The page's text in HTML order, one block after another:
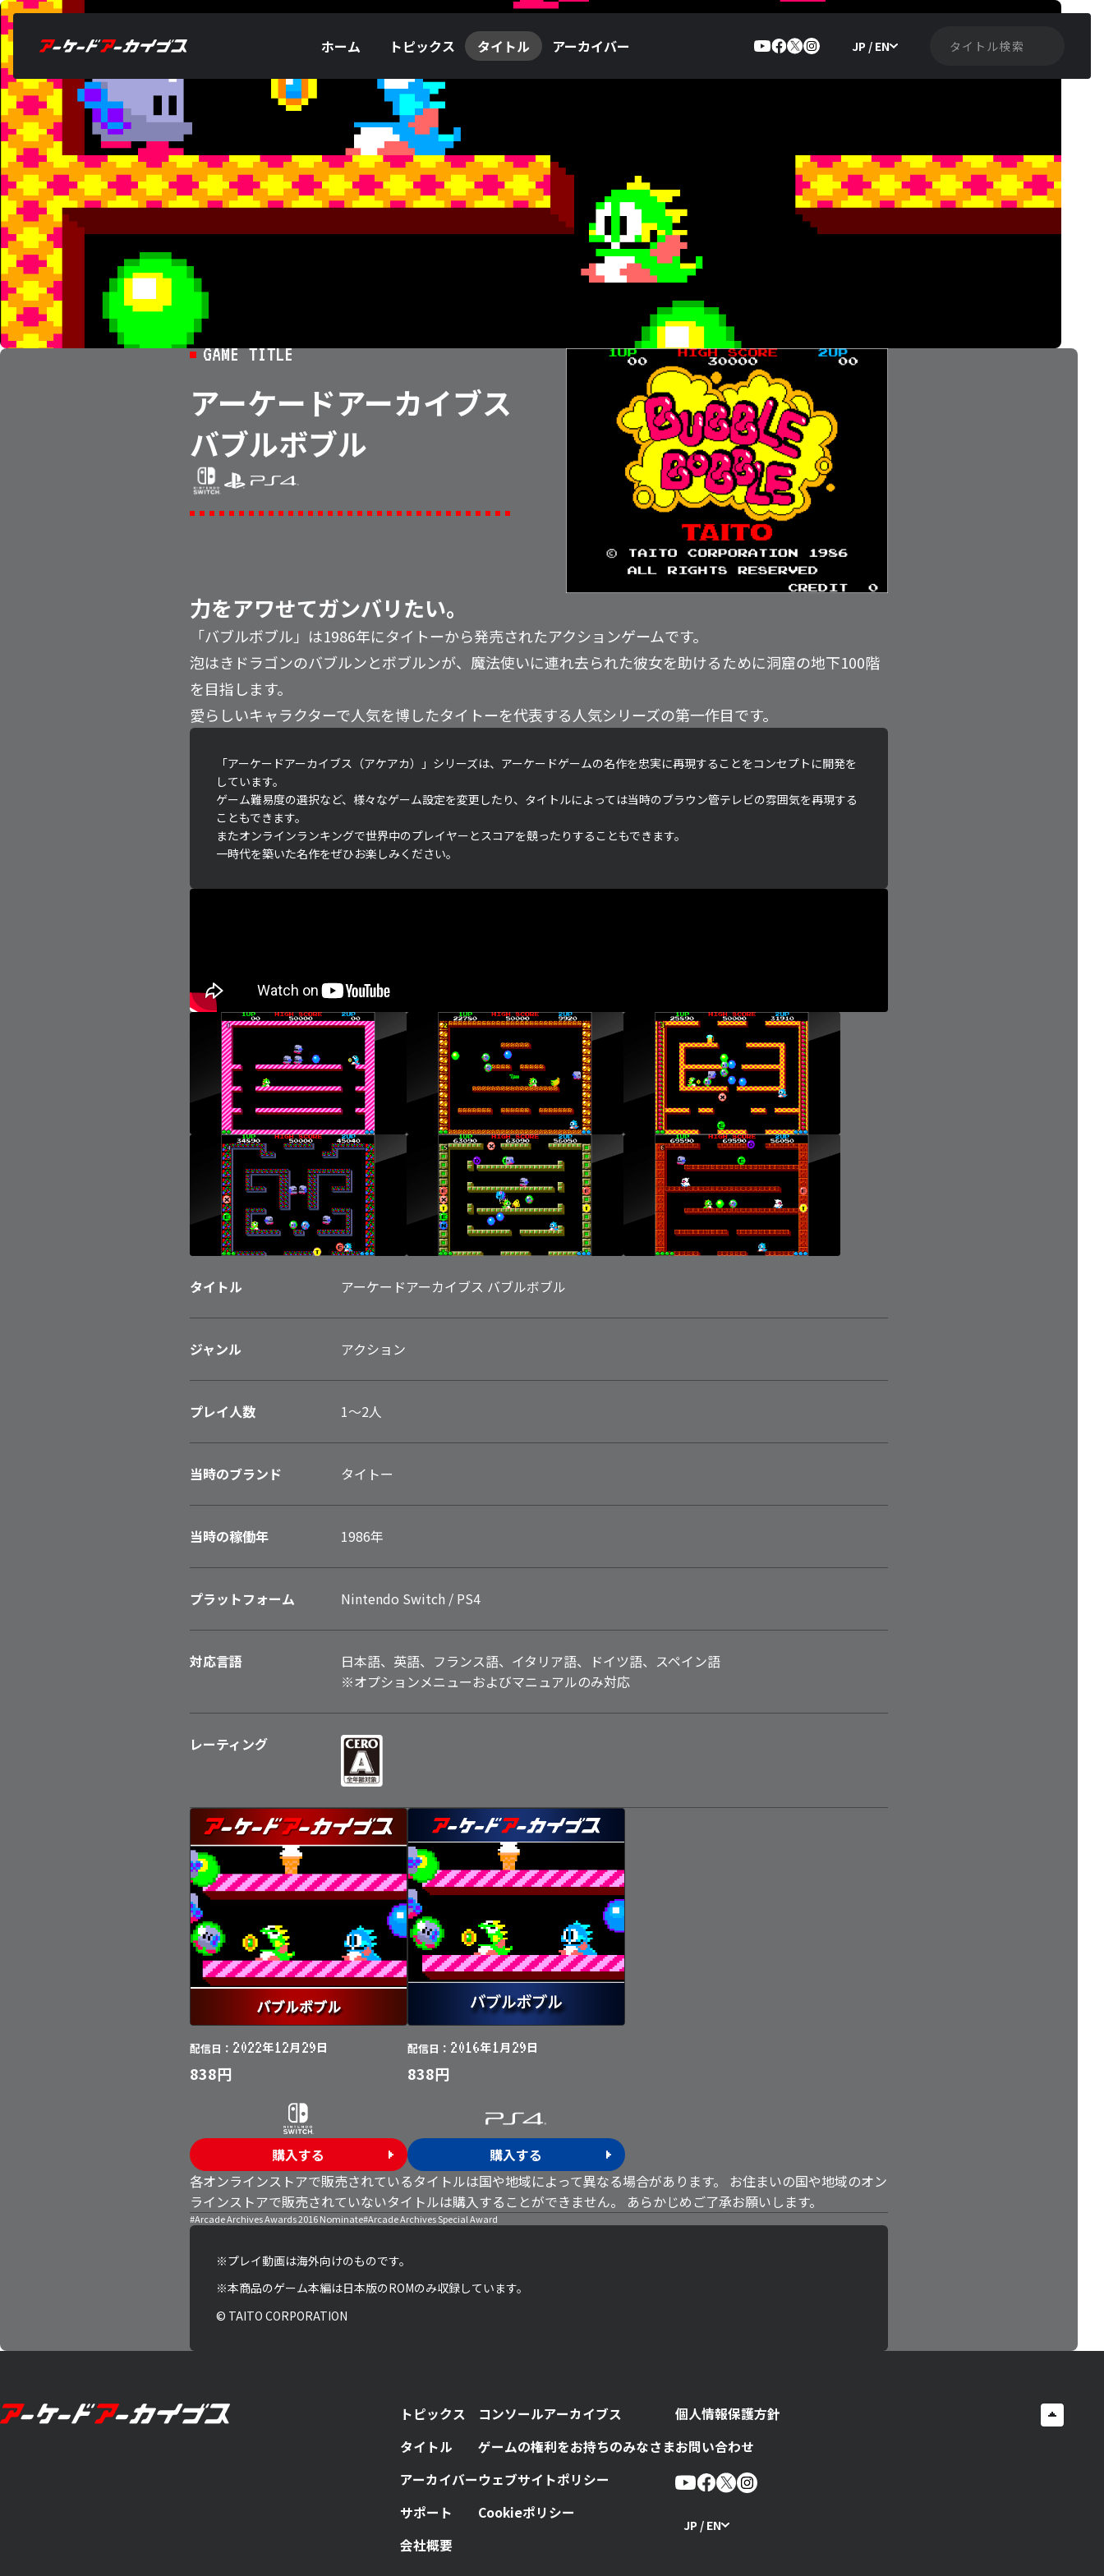
ホーム トピックス タイトル アーカイバー JP / EN
GAME TITLE
アーケードアーカイブス
バブルボブル
力をアワせてガンバリたい。
「バブルボブル」は1986年にタイトーから発売されたアクションゲームです。
泡はきドラゴンのバブルンとボブルンが、魔法使いに連れ去られた彼女を助けるために洞窟の地下100階
を目指します。
愛らしいキャラクターで人気を博したタイトーを代表する人気シリーズの第一作目です。
「アーケードアーカイブス（アケアカ）」シリーズは、アーケードゲームの名作を忠実に再現することをコンセプトに開発を
しています。
ゲーム難易度の選択など、様々なゲーム設定を変更したり、タイトルによっては当時のブラウン管テレビの雰囲気を再現する
こともできます。
またオンラインランキングで世界中のプレイヤーとスコアを競ったりすることもできます。
一時代を築いた名作をぜひお楽しみください。
タイトル アーケードアーカイブス バブルボブル
ジャンル アクション
プレイ人数 1～2人
当時のブランド タイトー
当時の稼働年 1986年
プラットフォーム Nintendo Switch / PS4
対応言語
日本語、英語、フランス語、イタリア語、ドイツ語、スペイン語
※オプションメニューおよびマニュアルのみ対応
レーティング
配信日： 2022年12月 29日
838円
購入する
配信日： 2016年1月 29日
838円
購入する
各オンラインストアで販売されているタイトルは国や地域によって異なる場合があります。 お住まいの国や地域のオン
ラインストアで販売されていないタイトルは購入することができません。 あらかじめご了承お願いします。
#Arcade Archives Awards 2016 Nominate#Arcade Archives Special Award
※プレイ動画は海外向けのものです。
※本商品のゲーム本編は日本版のROMのみ収録しています。
© TAITO CORPORATION
トピックス
タイトル
アーカイバー
サポート
会社概要
コンソールアーカイブス
ゲームの権利をお持ちのみなさま
ウェブサイトポリシー
Cookieポリシー
個人情報保護方針
お問い合わせ
JP / EN